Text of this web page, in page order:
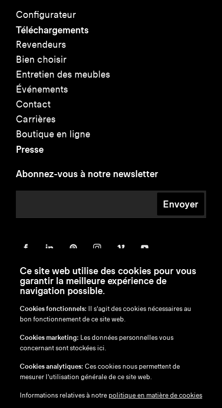
Configurateur
Téléchargements
Revendeurs
Bien choisir
Entretien des meubles
Événements
Contact
Carrières
Boutique en ligne
Presse
Abonnez-vous à notre newsletter
Envoyer
en/nl/fr/de
Exonération de responsabilité
Politique en matière de cookies
Ce site web utilise des cookies pour vous
garantir la meilleure expérience de
navigation possible.
Cookies fonctionnels: Il s'agit des cookies nécessaires au
bon fonctionnement de ce site web.
Cookies marketing: Les données personnelles vous
concernant sont stockées ici.
Cookies analytiques: Ces cookies nous permettent de
mesurer l'utilisation générale de ce site web.
Informations relatives à notre politique en matière de cookies